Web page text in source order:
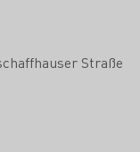
Straße